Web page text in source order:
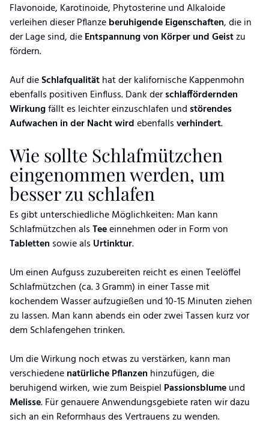
Flavonoide, Karotinoide, Phytosterine und Alkaloide
verleihen dieser Pflanzeberuhigende Eigenschaften, die in
der Lage sind, dieEntspannung von Körper und Geistzu
fördern.
Auf dieSchlafqualitäthat der kalifornische Kappenmohn
ebenfalls positiven Einfluss. Dank derschlaffördernden
Wirkungfällt es leichter einzuschlafen undstörendes
Aufwachen in der Nacht wirdebenfallsverhindert.
Wie sollte Schlafmützchen
eingenommen werden, um
besser zu schlafen
Es gibt unterschiedliche Möglichkeiten: Man kann
Schlafmützchen alsTeeeinnehmen oder in Form von
Tabletten sowie als Urtinktur.
Um einen Aufguss zuzubereiten reicht es einen Teelöffel
Schlafmützchen (ca. 3 Gramm) in einer Tasse mit
kochendem Wasser aufzugießen und 10-15 Minuten ziehen
zu lassen. Man kann abends ein oder zwei Tassen kurz vor
dem Schlafengehen trinken.
Um die Wirkung noch etwas zu verstärken, kann man
verschiedenenatürliche Pflanzen hinzufügen, die
beruhigend wirken, wie zum Beispiel Passionsblumeund
Melisse. Für genauere Anwendungsgebiete raten wir dazu
sich an ein Reformhaus des Vertrauens zu wenden.